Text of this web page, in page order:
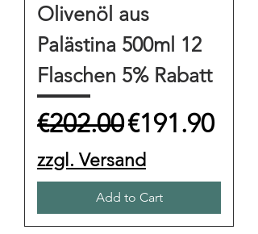
Olivenöl aus
Palästina 500ml 12
Flaschen 5% Rabatt
Regular Price
€202.00Sale Price
€191.90
zzgl. Versand
Add to Cart